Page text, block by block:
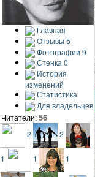
Главная
Отзывы 5
Фотографии 9
Стенка0
История
изменений
Статистика
Для владельцев
Читатели:56
2 2
1 1 1